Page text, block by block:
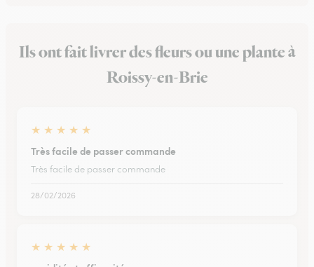
Ils ont fait livrer des fleurs ou une plante à
Roissy-en-Brie
★ ★ ★ ★ ★
Très facile de passer commande
Très facile de passer commande
28/02/2026
★ ★ ★ ★ ★